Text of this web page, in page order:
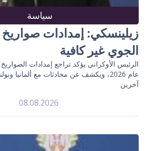
سياسة
زيلينسكي: إمدادات صواريخ
الجوي غير كافية
الرئيس الأوكراني يؤكد تراجع إمدادات الصواريخ
عام 2026، ويكشف عن محادثات مع ألمانيا
آخرين
08.08.2026